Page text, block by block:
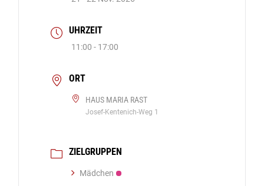
UHRZEIT
11:00 - 17:00
ORT
HAUS MARIA RAST
Josef-Kentenich-Weg 1
ZIELGRUPPEN
Mädchen